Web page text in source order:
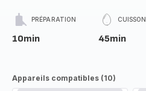
PRÉPARATION
10min
CUISSON
45min
Appareils compatibles (10)